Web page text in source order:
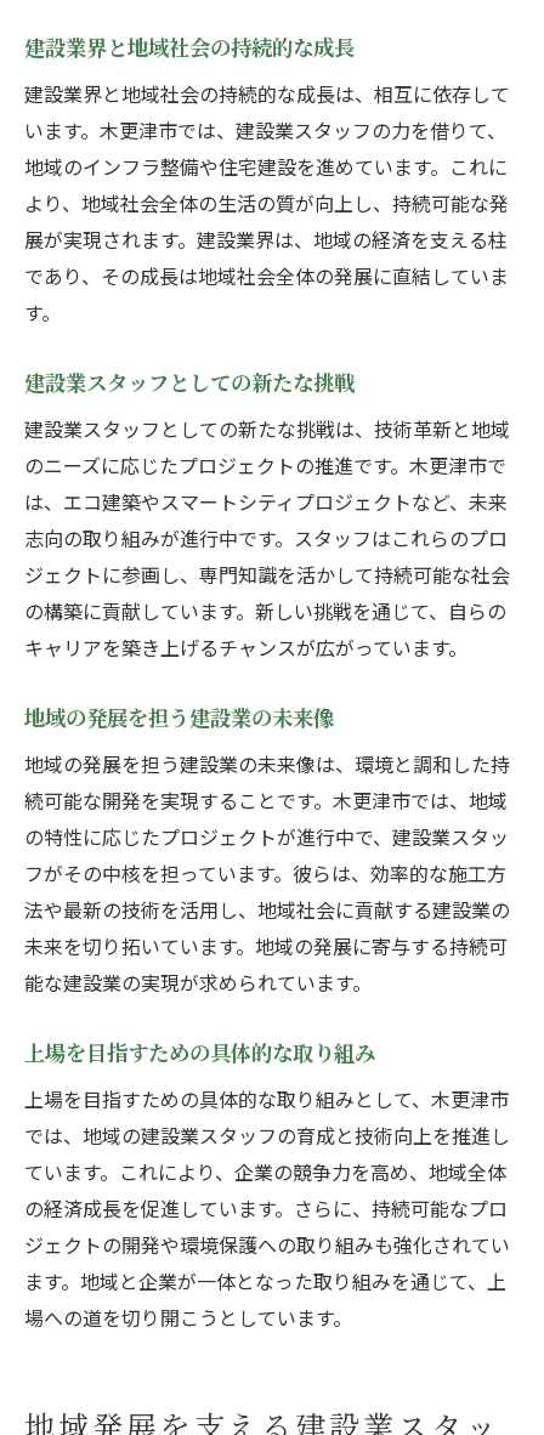
建設業界と地域社会の持続的な成長
建設業界と地域社会の持続的な成長は、相互に依存して
います。木更津市では、建設業スタッフの力を借りて、
地域のインフラ整備や住宅建設を進めています。これに
より、地域社会全体の生活の質が向上し、持続可能な発
展が実現されます。建設業界は、地域の経済を支える柱
であり、その成長は地域社会全体の発展に直結していま
す。
建設業スタッフとしての新たな挑戦
建設業スタッフとしての新たな挑戦は、技術革新と地域
のニーズに応じたプロジェクトの推進です。木更津市で
は、エコ建築やスマートシティプロジェクトなど、未来
志向の取り組みが進行中です。スタッフはこれらのプロ
ジェクトに参画し、専門知識を活かして持続可能な社会
の構築に貢献しています。新しい挑戦を通じて、自らの
キャリアを築き上げるチャンスが広がっています。
地域の発展を担う建設業の未来像
地域の発展を担う建設業の未来像は、環境と調和した持
続可能な開発を実現することです。木更津市では、地域
の特性に応じたプロジェクトが進行中で、建設業スタッ
フがその中核を担っています。彼らは、効率的な施工方
法や最新の技術を活用し、地域社会に貢献する建設業の
未来を切り拓いています。地域の発展に寄与する持続可
能な建設業の実現が求められています。
上場を目指すための具体的な取り組み
上場を目指すための具体的な取り組みとして、木更津市
では、地域の建設業スタッフの育成と技術向上を推進し
ています。これにより、企業の競争力を高め、地域全体
の経済成長を促進しています。さらに、持続可能なプロ
ジェクトの開発や環境保護への取り組みも強化されてい
ます。地域と企業が一体となった取り組みを通じて、上
場への道を切り開こうとしています。